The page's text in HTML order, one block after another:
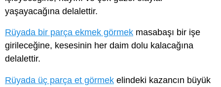
yaşayacağına delalettir.
Rüyada bir parça ekmek görmek masabaşı bir işe
girileceğine, kesesinin her daim dolu kalacağına
delalettir.
Rüyada üç parça et görmek elindeki kazancın büyük